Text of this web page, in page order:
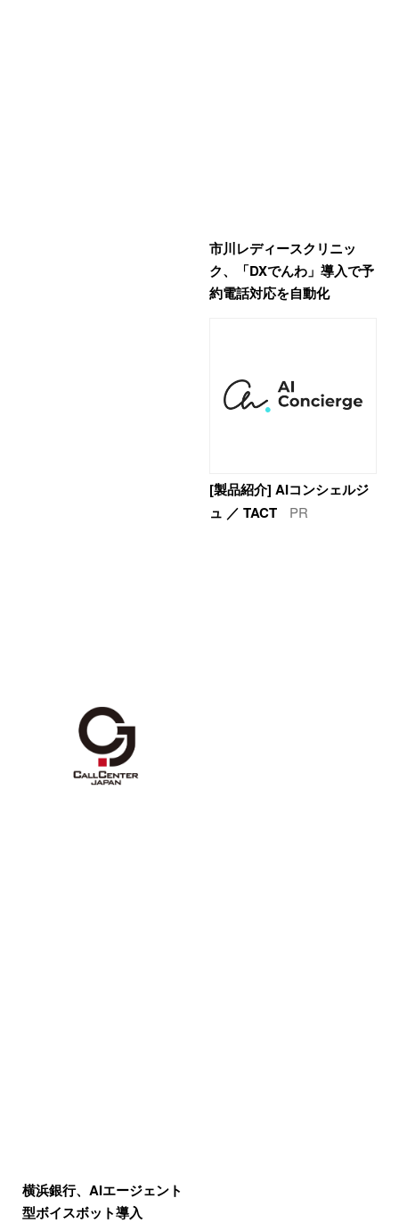
市川レディースクリニッ
ク、「DXでんわ」導入で予
約電話対応を自動化
横浜銀行、AIエージェント
型ボイスボット導入
[製品紹介] AIコンシェルジ
ュ ／ TACT
PR